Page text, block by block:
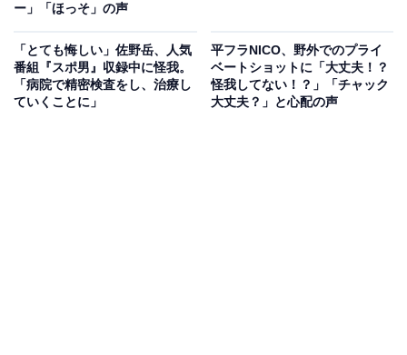
ー」「ほっそ」の声
「とても悔しい」佐野岳、人気
番組『スポ男』収録中に怪我。
「病院で精密検査をし、治療し
ていくことに」
平フラNICO、野外でのプライ
ベートショットに「大丈夫！？
怪我してない！？」「チャック
大丈夫？」と心配の声